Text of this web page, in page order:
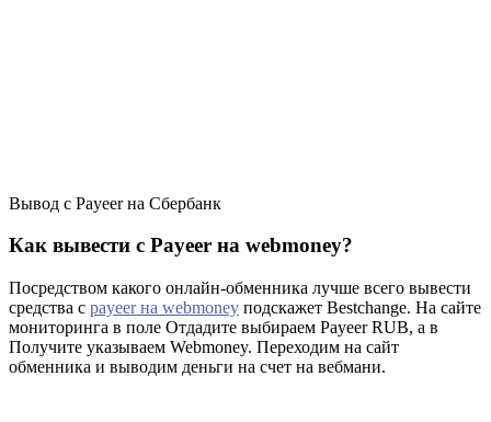
Вывод с Payeer на Сбербанк
Как вывести с Payeer на webmoney?
Посредством какого онлайн-обменника лучше всего вывести
средства c payeer на webmoney подскажет Bestchange. На сайте
мониторинга в поле Отдадите выбираем Payeer RUB, а в
Получите указываем Webmoney. Переходим на сайт
обменника и выводим деньги на счет на вебмани.